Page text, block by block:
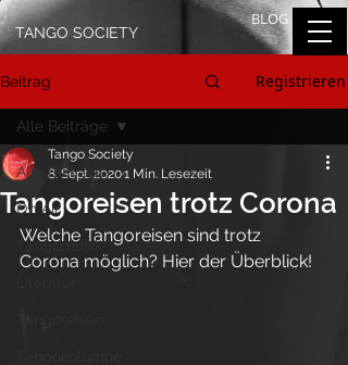
BLOG
TANGO SOCIETY
Beitrag Registrieren
Alle Beiträge
On Air
Tangomusik
Alle Beiträge
Tangoreisen trotz Corona
Tango Society
8. Sept. 20201 Min. Lesezeit
Welche Tangoreisen sind trotz
Corona möglich? Hier der Überblick!